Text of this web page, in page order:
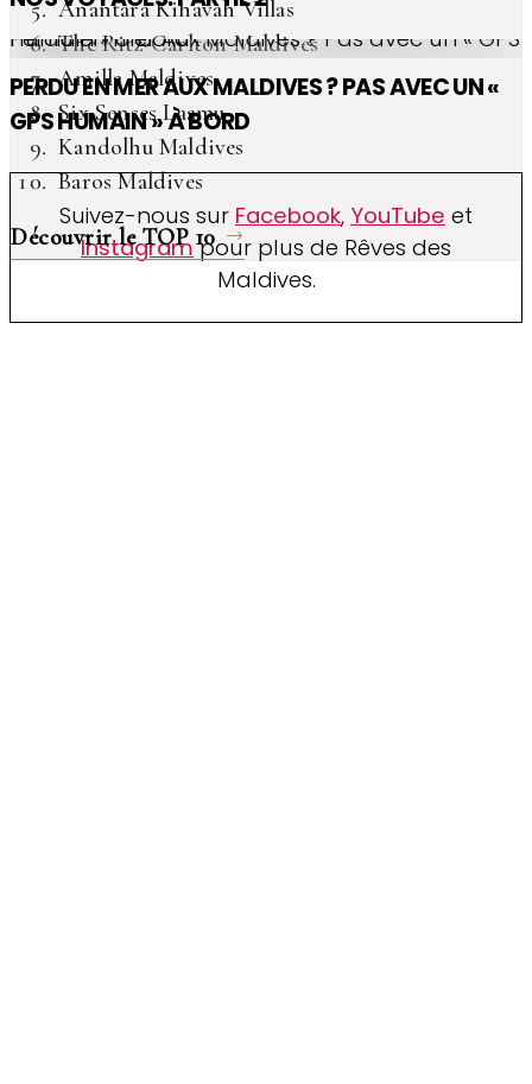
Anantara Kihavah Villas
The Ritz-Carlton Maldives
Amilla Maldives
Six Senses Laamu
Kandolhu Maldives
Baros Maldives
Découvrir le TOP 10
Perdu en mer Aux Maldives ? Pas avec un « GPS Humain » à bord
PERDU EN MER AUX MALDIVES ? PAS AVEC UN «
GPS HUMAIN » À BORD
Suivez-nous sur Facebook, YouTube et
Instagrampour plus de Rêves des
Maldives.